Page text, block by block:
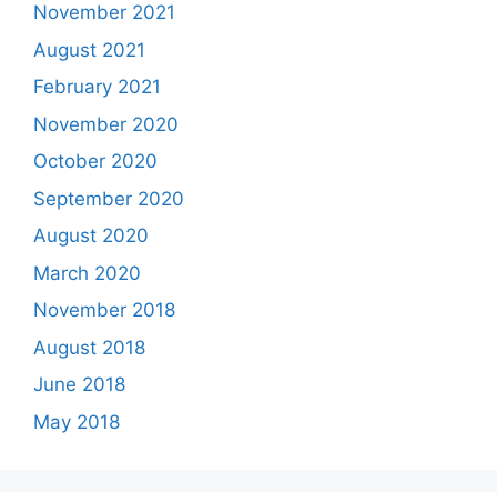
November 2021
August 2021
February 2021
November 2020
October 2020
September 2020
August 2020
March 2020
November 2018
August 2018
June 2018
May 2018